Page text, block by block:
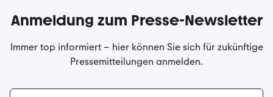
Anmeldung zum Presse-Newsletter
Immer top informiert – hier können Sie sich für zukünftige
Pressemitteilungen anmelden.